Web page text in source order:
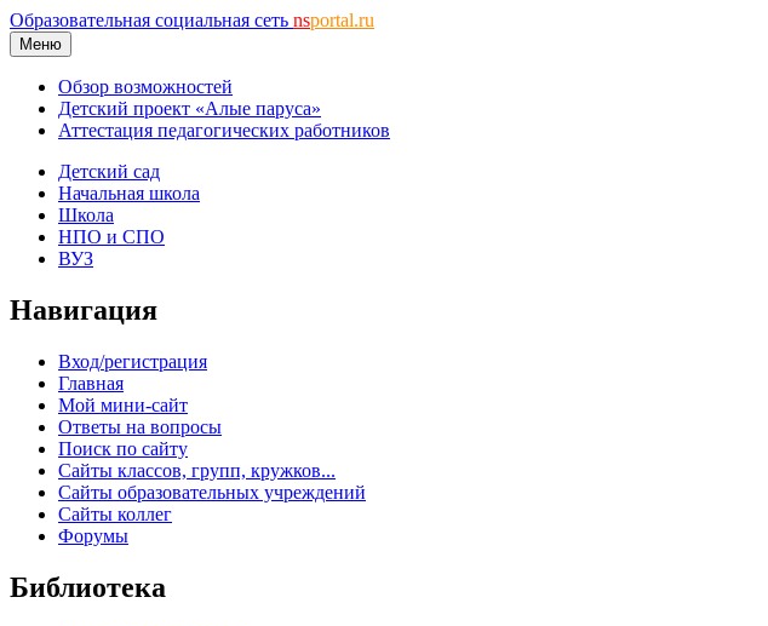
Образовательная социальная сеть nsportal.ru
Меню
Обзор возможностей
Детский проект «Алые паруса»
Аттестация педагогических работников
Детский сад
Начальная школа
Школа
НПО и СПО
ВУЗ
Навигация
Вход/регистрация
Главная
Мой мини-сайт
Ответы на вопросы
Поиск по сайту
Сайты классов, групп, кружков...
Сайты образовательных учреждений
Сайты коллег
Форумы
Библиотека